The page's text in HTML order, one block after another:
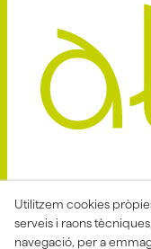
Política de
Utilitzem cookies
serveis i raons
navegació, per a